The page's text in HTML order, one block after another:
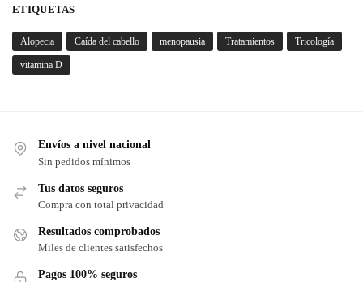
ETIQUETAS
Alopecia Caída del cabello menopausia Tratamientos Tricología
vitamina D
Envíos a nivel nacional
Sin pedidos mínimos
Tus datos seguros
Compra con total privacidad
Resultados comprobados
Miles de clientes satisfechos
Pagos 100% seguros